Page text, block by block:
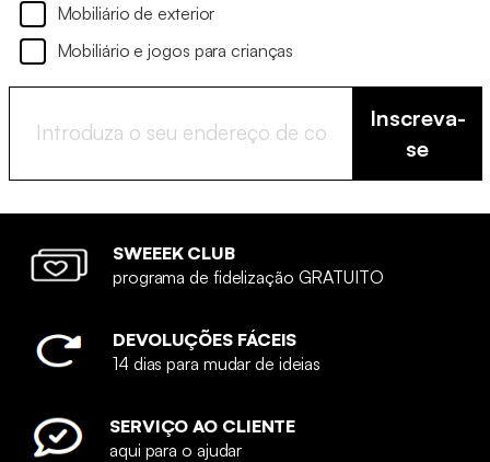
Mobiliário de exterior
Mobiliário e jogos para crianças
Inscreva-
se
SWEEEK CLUB
programa de fidelização GRATUITO
DEVOLUÇÕES FÁCEIS
14 dias para mudar de ideias
SERVIÇO AO CLIENTE
aqui para o ajudar